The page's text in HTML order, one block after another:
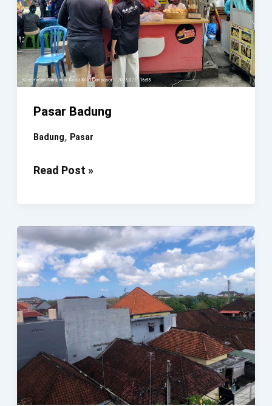
Pasar Badung
Badung, Pasar
Pasar
Read Post »